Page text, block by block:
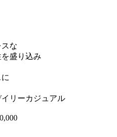
な
盛り込み
リーカジュアル